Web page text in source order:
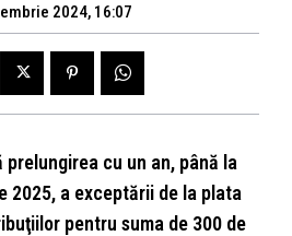
2024, 16:07
prelungirea cu un an, până la
2025, a exceptării de la plata
pentru suma de 300 de